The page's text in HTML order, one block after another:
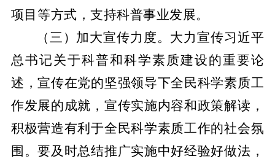
项目等方式，支持科普事业发展。
（三）加大宣传力度。 大力宣传习近平
总书记关于科普和科学素质建设的重要论
述，宣传在党的坚强领导下全民科学素质工
作发展的成就，宣传实施内容和政策解读，
积极营造有利于全民科学素质工作的社会氛
围。要及时总结推广实施中好经验好做法，